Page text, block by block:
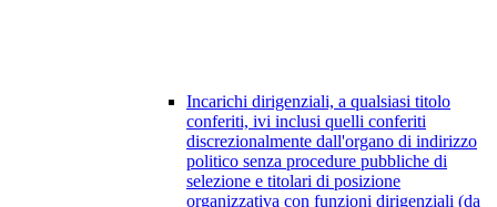
Incarichi dirigenziali, a qualsiasi titolo
conferiti, ivi inclusi quelli conferiti
discrezionalmente dall'organo di indirizzo
politico senza procedure pubbliche di
selezione e titolari di posizione
organizzativa con funzioni dirigenziali (da